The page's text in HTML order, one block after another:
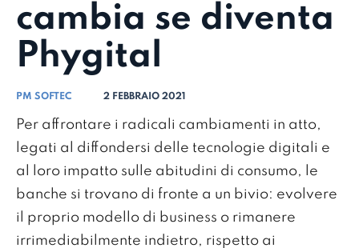
cambia se diventa
Phygital
PM SOFTEC 2 FEBBRAIO 2021
Per affrontare i radicali cambiamenti in atto,
legati al diffondersi delle tecnologie digitali e
al loro impatto sulle abitudini di consumo, le
banche si trovano di fronte a un bivio: evolvere
il proprio modello di business o rimanere
irrimediabilmente indietro, rispetto ai